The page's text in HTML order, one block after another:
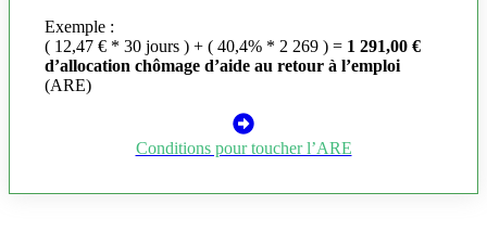
Exemple :
( 12,47 € * 30 jours ) + ( 40,4% * 2 269 ) = 1 291,00 €
d’allocation chômage d’aide au retour à l’emploi
(ARE)
Conditions pour toucher l’ARE